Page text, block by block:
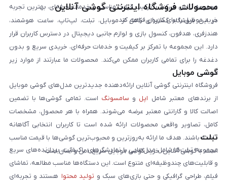
مجموعه تلاش می‌کند با ترکیب قیمت مناسب و خدمات حرفه‌ای، بهترین تجربه
خرید موبایل را برای کاربران فراهم کند.
محصولات فروشگاه اینترنتی گوشی آنلاین
در این فروشگاه گستره‌ای کامل از موبایل، تبلت، لپ‌تاپ، ساعت هوشمند،
هندزفری، هدفون، کنسول بازی و لوازم جانبی دیجیتال در دسترس کاربران قرار
دارد. این مجموعه با تمرکز بر کیفیت و خدمات حرفه‌ای، خریدی سریع و بدون
دغدغه را برای تمامی کاربران ممکن می‌کند. محصولات ما عبارتند از موارد زیر
است:
گوشی موبایل
فروشگاه اینترنتی گوشی آنلاین ارائه‌دهنده جدیدترین مدل‌های گوشی موبایل
از برندهای معتبر شامل اپل و سامسونگ است. تمامی گوشی‌ها با تضمین
اصالت کالا و گارانتی معتبر عرضه می‌شوند. همراه با هر محصول، مشخصات
کامل، تصاویر واقعی محصولات ارائه شده است تا کاربران انتخابی آگاهانه
داشته باشند. هدف ما ارائه به‌روزترین و محبوب‌ترین گوشی‌ها با قیمت مناسب
است. با گوشی آنلاین، خرید گوشی موبایل سریع، امن و آسان است.
تبلت
مجموعه تبلت‌ها شامل مدل‌هایی با نمایشگرهای باکیفیت، پردازنده‌های سریع
و قابلیت‌های چندوظیفه‌ای متنوع است. این دستگاه‌ها مناسب مطالعه، تماشای
فیلم، طراحی گرافیکی و حتی بازی‌های سبک و تولید محتوا هستند و تجربه‌ای